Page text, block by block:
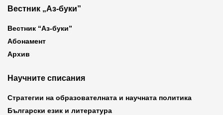
Вестник „Аз-буки”
Вестник “Аз-буки”
Абонамент
Архив
Научните списания
Стратегии на образователната и научната политика
Български език и литература